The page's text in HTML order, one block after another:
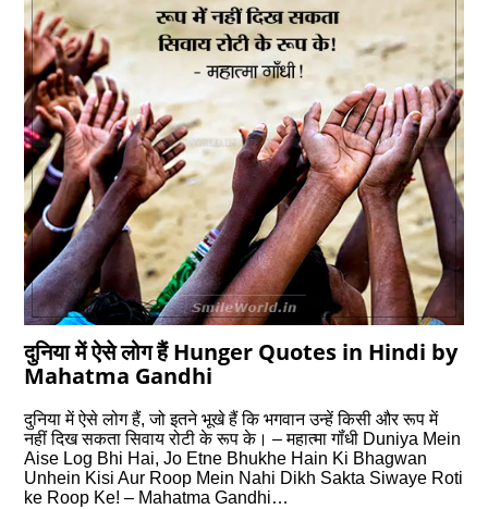
दुनिया में ऐसे लोग हैं Hunger Quotes in Hindi by
Mahatma Gandhi
दुनिया में ऐसे लोग हैं, जो इतने भूखे हैं कि भगवान उन्‍हें किसी और रूप में
नहीं दिख सकता सिवाय रोटी के रूप के। – महात्‍मा गॉंधी Duniya Mein
Aise Log Bhi Hai, Jo Etne Bhukhe Hain Ki Bhagwan
Unhein Kisi Aur Roop Mein Nahi Dikh Sakta Siwaye Roti
ke Roop Ke! – Mahatma Gandhi…